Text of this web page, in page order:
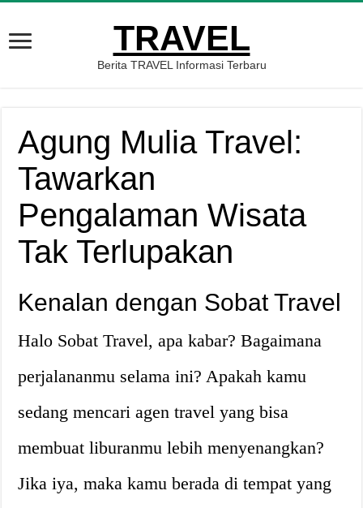
TRAVEL
Berita TRAVEL Informasi Terbaru
Agung Mulia Travel:
Tawarkan
Pengalaman Wisata
Tak Terlupakan
Kenalan dengan Sobat Travel
Halo Sobat Travel, apa kabar? Bagaimana
perjalananmu selama ini? Apakah kamu
sedang mencari agen travel yang bisa
membuat liburanmu lebih menyenangkan?
Jika iya, maka kamu berada di tempat yang